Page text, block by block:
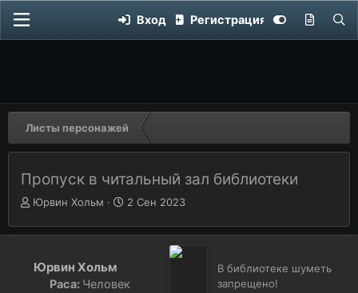
Вход Регистрация
Листы персонажей
Пропуск в читальный зал библиотеки
Автор темы
А
р
Юрвин Хольм Дата начала
Д
2 Сен 2023
Юрвин Хольм
Раса: Человек
В библиотеке шуметь
запрещено!